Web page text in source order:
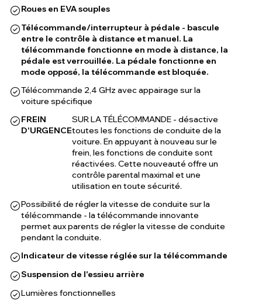
Roues en EVA souples
Télécommande/interrupteur à pédale - bascule
entre le contrôle à distance et manuel. La
télécommande fonctionne en mode à distance, la
pédale est verrouillée. La pédale fonctionne en
mode opposé, la télécommande est bloquée.
Télécommande 2,4 GHz avec appairage sur la
voiture spécifique
FREIN
D'URGENCE
SUR LA TÉLÉCOMMANDE - désactive
toutes les fonctions de conduite de la
voiture. En appuyant à nouveau sur le
frein, les fonctions de conduite sont
réactivées. Cette nouveauté offre un
contrôle parental maximal et une
utilisation en toute sécurité.
Possibilité de régler la vitesse de conduite sur la
télécommande - la télécommande innovante
permet aux parents de régler la vitesse de conduite
pendant la conduite.
Indicateur de vitesse réglée sur la télécommande
Suspension de l'essieu arrière
Lumières fonctionnelles